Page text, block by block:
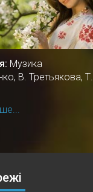
Музика
В. Третьякова, Т.